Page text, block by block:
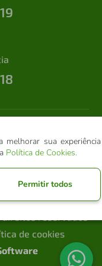
melhorar sua experiência
Política de Cookies.
Permitir todos
direitos reservados
de cookies